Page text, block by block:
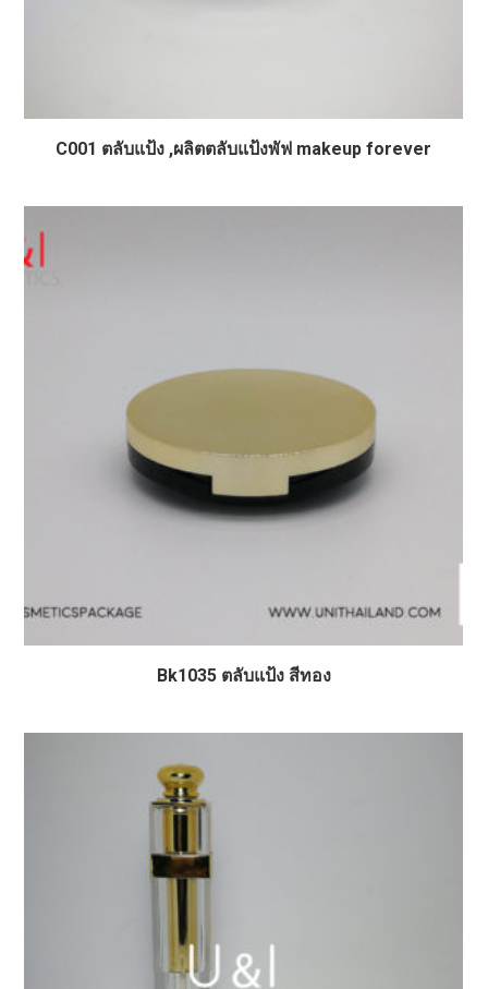
C001 ตลับแป้ง ,ผลิตตลับแป้งพัฟ makeup forever
Bk1035 ตลับแป้ง สีทอง